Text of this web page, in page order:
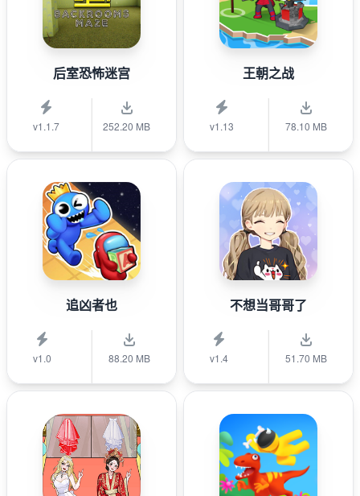
后室恐怖迷宫
v1.1.7 252.20 MB
王朝之战
v1.13 78.10 MB
追凶者也
v1.0 88.20 MB
不想当哥哥了
v1.4 51.70 MB